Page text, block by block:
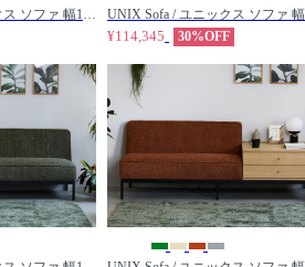
UNIX Sofa / ユニックス ソファ 幅130cm / bond / ボンド
¥114,345 30%OFF